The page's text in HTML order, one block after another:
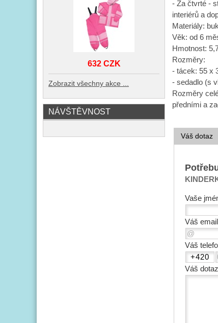
- Za čtvrté -
interiérů a
Materiály:
Věk: od 6
Hmotnost:
Rozměry:
- tácek: 55 x
- sedadlo (s
Rozměry
předními a
Váš dotaz
Vaše
Váš email
Váš
Váš dotaz
632 CZK
Zobrazit všechny akce ...
NÁVŠTĚVNOST